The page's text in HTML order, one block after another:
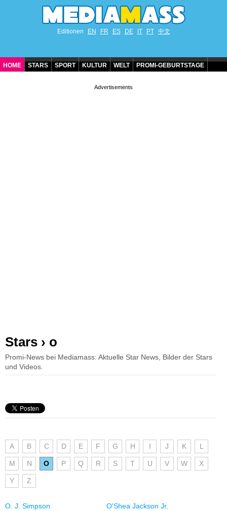
Editionen EN FR ES DE IT PT 中文
HOME STARS SPORT KULTUR WELT PROMI-GEBURTSTAGE
Stars › o
Promi-News bei Mediamass: Aktuelle Star News, Bilder der Stars
und Videos.
A B C D E F G H I J K L
M N O P Q R S T U V W X
Y Z
O. J. Simpson
O'Shea Jackson Jr.